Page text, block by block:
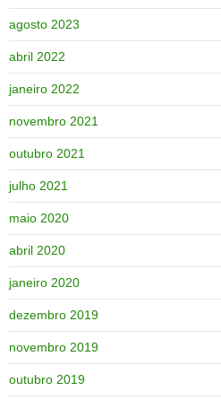
agosto 2023
abril 2022
janeiro 2022
novembro 2021
outubro 2021
julho 2021
maio 2020
abril 2020
janeiro 2020
dezembro 2019
novembro 2019
outubro 2019